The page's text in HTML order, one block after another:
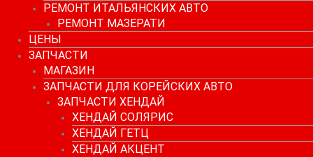
РЕМОНТ ИТАЛЬЯНСКИХ АВТО
РЕМОНТ МАЗЕРАТИ
ЦЕНЫ
ЗАПЧАСТИ
МАГАЗИН
ЗАПЧАСТИ ДЛЯ КОРЕЙСКИХ АВТО
ЗАПЧАСТИ ХЕНДАЙ
ХЕНДАЙ СОЛЯРИС
ХЕНДАЙ ГЕТЦ
ХЕНДАЙ АКЦЕНТ